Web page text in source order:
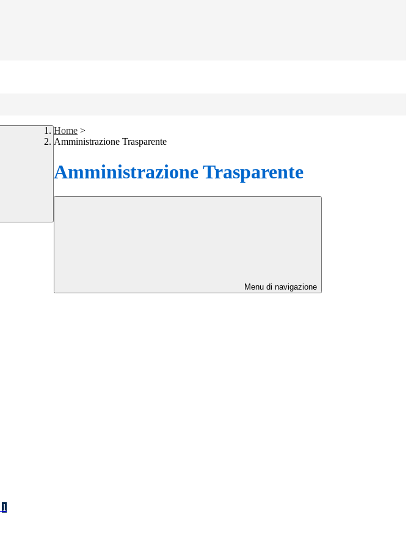
Home >
Amministrazione Trasparente
Amministrazione Trasparente
Menu di navigazione
1